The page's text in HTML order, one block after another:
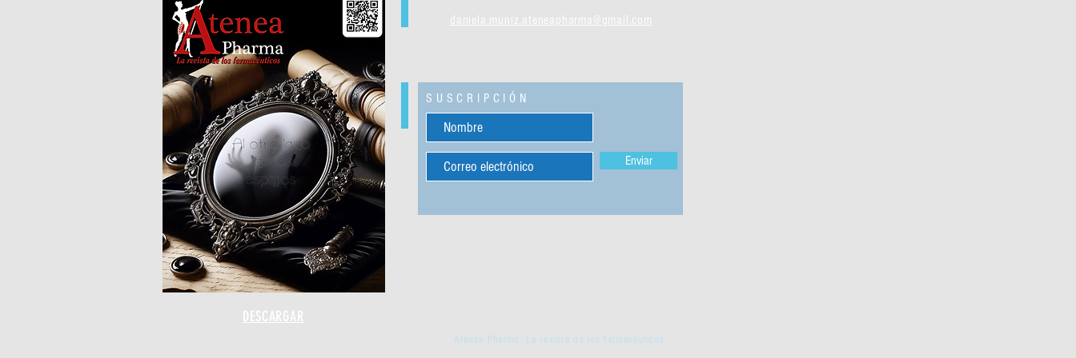
SUSCRIPCIÓN
Enviar
daniela.muniz.ateneapharma@gmail.com
DESCARGAR
Atenea Pharma. La revista de los farmacéuticos